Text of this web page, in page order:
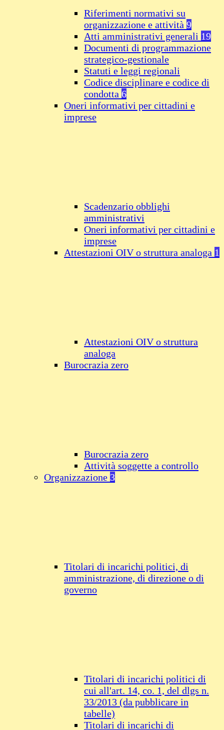
Riferimenti normativi su
organizzazione e attività 9
Atti amministrativi generali 19
Documenti di programmazione
strategico-gestionale
Statuti e leggi regionali
Codice disciplinare e codice di
condotta 6
Oneri informativi per cittadini e
imprese
Scadenzario obblighi
amministrativi
Oneri informativi per cittadini e
imprese
Attestazioni OIV o struttura analoga 1
Attestazioni OIV o struttura
analoga
Burocrazia zero
Burocrazia zero
Attività soggette a controllo
Organizzazione 3
Titolari di incarichi politici, di
amministrazione, di direzione o di
governo
Titolari di incarichi politici di
cui all'art. 14, co. 1, del dlgs n.
33/2013 (da pubblicare in
tabelle)
Titolari di incarichi di